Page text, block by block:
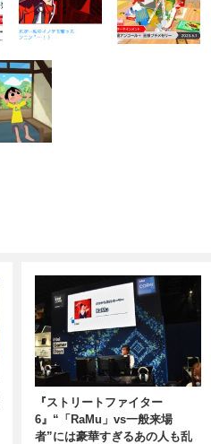
『ストリートファイター
6』“「RaMu」vs一般来場
者”には豪華すぎるあの人も乱